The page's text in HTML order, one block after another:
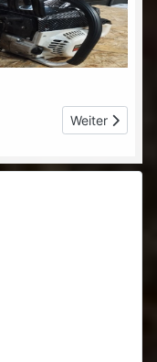
& 1.
Nächster
Weiter